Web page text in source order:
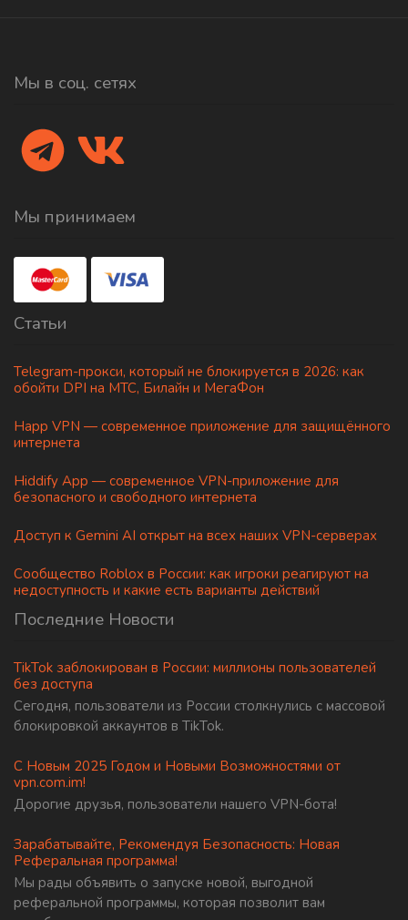
Мы в соц. сетях
Мы принимаем
Статьи
Telegram-прокси, который не блокируется в 2026: как
обойти DPI на МТС, Билайн и МегаФон
Happ VPN — современное приложение для защищённого
интернета
Hiddify App — современное VPN-приложение для
безопасного и свободного интернета
Доступ к Gemini AI открыт на всех наших VPN-серверах
Сообщество Roblox в России: как игроки реагируют на
недоступность и какие есть варианты действий
Последние Новости
TikTok заблокирован в России: миллионы пользователей
без доступа
Сегодня, пользователи из России столкнулись с массовой
блокировкой аккаунтов в TikTok.
С Новым 2025 Годом и Новыми Возможностями от
vpn.com.im!
Дорогие друзья, пользователи нашего VPN-бота!
Зарабатывайте, Рекомендуя Безопасность: Новая
Реферальная программа!
Мы рады объявить о запуске новой, выгодной
реферальной программы, которая позволит вам